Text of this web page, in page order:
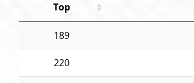
Top
189
220